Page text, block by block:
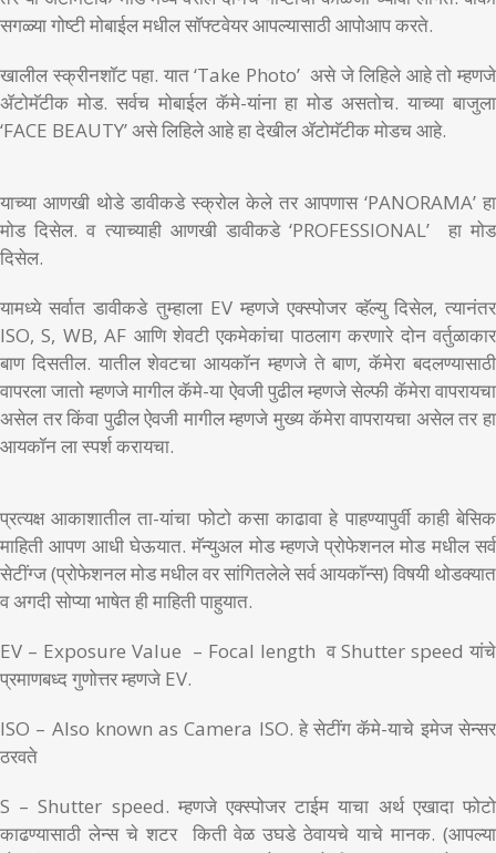
सगळ्या गोष्टी मोबाईल मधील सॉफ्टवेयर आपल्यासाठी आपोआप करते.
खालील स्क्रीनशॉट पहा. यात ‘Take Photo’ असे जे लिहिले आहे तो म्हणजे
ॲटोमॅटीक मोड. सर्वच मोबाईल कॅमे-यांना हा मोड असतोच. याच्या बाजुला
‘FACE BEAUTY’ असे लिहिले आहे हा देखील ॲटोमॅटीक मोडच आहे.
याच्या आणखी थोडे डावीकडे स्क्रोल केले तर आपणास ‘PANORAMA’ हा
मोड दिसेल. व त्याच्याही आणखी डावीकडे ‘PROFESSIONAL’ हा मोड
दिसेल.
यामध्ये सर्वात डावीकडे तुम्हाला EV म्हणजे एक्स्पोजर व्हॅल्यु दिसेल, त्यानंतर
ISO, S, WB, AF आणि शेवटी एकमेकांचा पाठलाग करणारे दोन वर्तुळाकार
बाण दिसतील. यातील शेवटचा आयकॉन म्हणजे ते बाण, कॅमेरा बदलण्यासाठी
वापरला जातो म्हणजे मागील कॅमे-या ऐवजी पुढील म्हणजे सेल्फी कॅमेरा वापरायचा
असेल तर किंवा पुढील ऐवजी मागील म्हणजे मुख्य कॅमेरा वापरायचा असेल तर हा
आयकॉन ला स्पर्श करायचा.
प्रत्यक्ष आकाशातील ता-यांचा फोटो कसा काढावा हे पाहण्यापुर्वी काही बेसिक
माहिती आपण आधी घेऊयात. मॅन्युअल मोड म्हणजे प्रोफेशनल मोड मधील सर्व
सेटींग्ज (प्रोफेशनल मोड मधील वर सांगितलेले सर्व आयकॉन्स) विषयी थोडक्यात
व अगदी सोप्या भाषेत ही माहिती पाहुयात.
EV – Exposure Value – Focal length व Shutter speed यांचे
प्रमाणबध्द गुणोत्तर म्हणजे EV.
ISO – Also known as Camera ISO. हे सेटींग कॅमे-याचे इमेज सेन्सर
ठरवते
S – Shutter speed. म्हणजे एक्स्पोजर टाईम याचा अर्थ एखादा फोटो
काढण्यासाठी लेन्स चे शटर किती वेळ उघडे ठेवायचे याचे मानक. (आपल्या